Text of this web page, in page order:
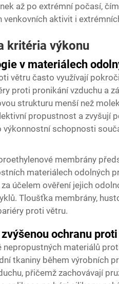
až po extrémní počasí,
aktivit i
kritéria výkonu
v materiálech
větru často využívají
proti pronikání vzduchu a
strukturu menší než
propustnost a zvyšují
výkonnostní schopnosti
membrány
materiálech odolných
účelem ověření jejich
Tloušťka membrány,
proti větru.
ochranu
materiálů
tkaniny během výrobních
přičemž zachovávají